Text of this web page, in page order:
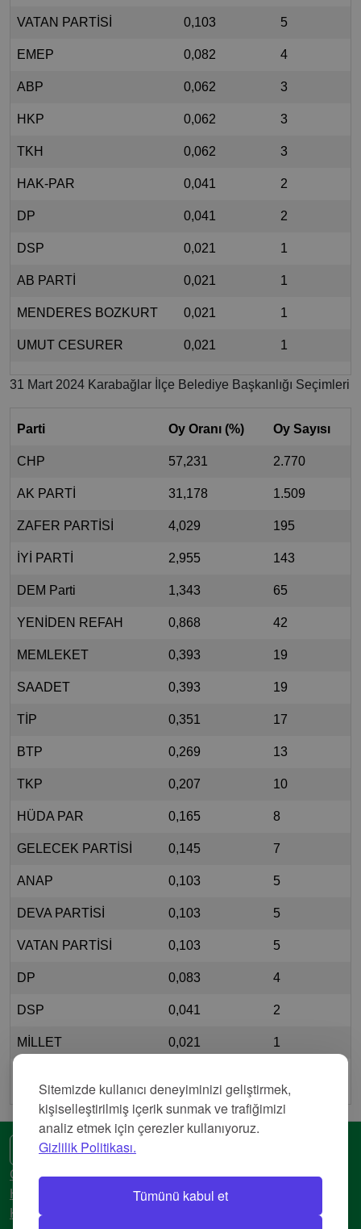
Sitemizde kullanıcı deneyiminizi geliştirmek,
kişiselleştirilmiş içerik sunmak ve trafiğimizi
analiz etmek için çerezler kullanıyoruz.
Gizlilik Politikası.
Tümünü kabul et
VATAN PARTİSİ 0,103 5
EMEP 0,082 4
ABP 0,062 3
HKP 0,062 3
TKH 0,062 3
HAK-PAR 0,041 2
DP 0,041 2
DSP 0,021 1
AB PARTİ 0,021 1
MENDERES BOZKURT 0,021 1
UMUT CESURER 0,021 1
31 Mart 2024 Karabağlar İlçe Belediye Başkanlığı Seçimleri
Parti Oy Oranı (%) Oy Sayısı
CHP 57,231 2.770
AK PARTİ 31,178 1.509
ZAFER PARTİSİ 4,029 195
İYİ PARTİ 2,955 143
DEM Parti 1,343 65
YENİDEN REFAH 0,868 42
MEMLEKET 0,393 19
SAADET 0,393 19
TİP 0,351 17
BTP 0,269 13
TKP 0,207 10
HÜDA PAR 0,165 8
GELECEK PARTİSİ 0,145 7
ANAP 0,103 5
DEVA PARTİSİ 0,103 5
VATAN PARTİSİ 0,103 5
DP 0,083 4
DSP 0,041 2
MİLLET 0,021 1
🌍 Başka bir dil
Gizlilik Politikası
Hizmet Şartları
Künye